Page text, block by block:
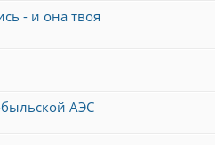
- и она твоя
АЭС